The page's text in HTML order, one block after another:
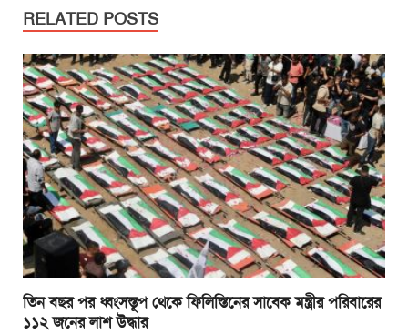
e
b
o
o
k
er
A
p
p
n
g
er
RELATED POSTS
তিন বছর পর ধ্বংসস্তূপ থেকে ফিলিস্তিনের সাবেক মন্ত্রীর পরিবারের
১১২ জনের লাশ উদ্ধার